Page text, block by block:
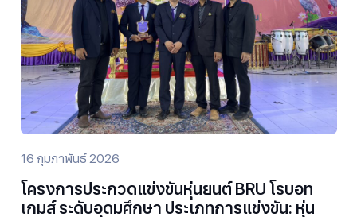
16 กุมภาพันธ์ 2026
โครงการประกวดแข่งขันหุ่นยนต์ BRU โรบอท
เกมส์ ระดับอุดมศึกษา ประเภทการแข่งขัน: หุ่น